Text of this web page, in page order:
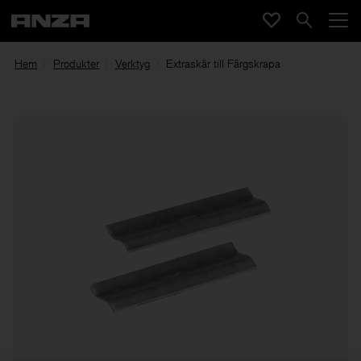
Hem Produkter Verktyg Extraskär till Färgskrapa